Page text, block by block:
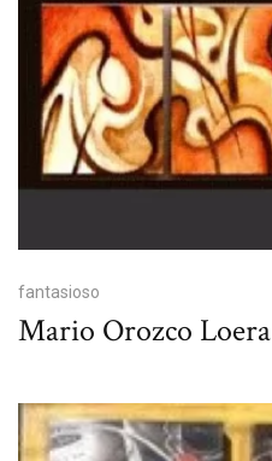
fantasioso
Mario Orozco Loera